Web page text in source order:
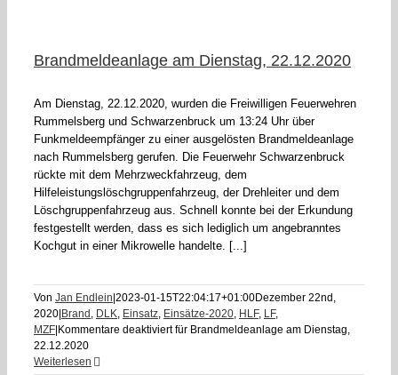
Brandmeldeanlage am Dienstag, 22.12.2020
Am Dienstag, 22.12.2020, wurden die Freiwilligen Feuerwehren
Rummelsberg und Schwarzenbruck um 13:24 Uhr über
Funkmeldeempfänger zu einer ausgelösten Brandmeldeanlage
nach Rummelsberg gerufen. Die Feuerwehr Schwarzenbruck
rückte mit dem Mehrzweckfahrzeug, dem
Hilfeleistungslöschgruppenfahrzeug, der Drehleiter und dem
Löschgruppenfahrzeug aus. Schnell konnte bei der Erkundung
festgestellt werden, dass es sich lediglich um angebranntes
Kochgut in einer Mikrowelle handelte. [...]
Von Jan Endlein 2023-01-15T22:04:17+01:00Dezember 22nd,
2020 Brand , DLK, Einsatz, Einsätze-2020, HLF, LF,
MZF Kommentare deaktiviertfür Brandmeldeanlage am Dienstag,
22.12.2020
Weiterlesen